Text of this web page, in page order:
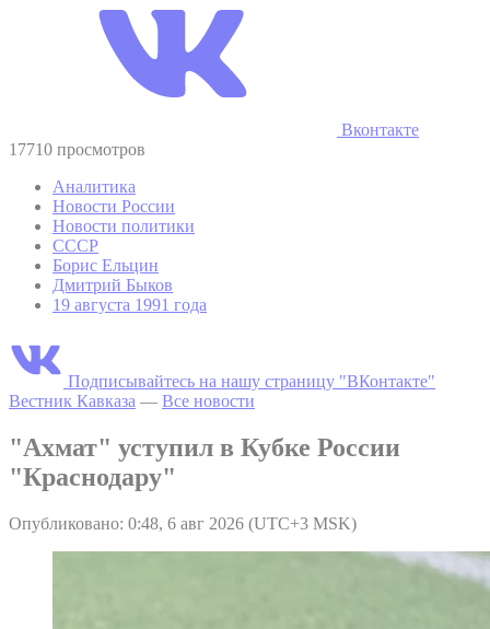
Вконтакте
17710 просмотров
Аналитика
Новости России
Новости политики
СССР
Борис Ельцин
Дмитрий Быков
19 августа 1991 года
Подписывайтесь на нашу страницу "ВКонтакте"
Вестник Кавказа — Все новости
"Ахмат" уступил в Кубке России
"Краснодару"
Опубликовано: 0:48, 6 авг 2026 (UTC+3 MSK)